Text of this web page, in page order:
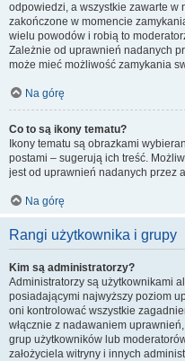
odpowiedzi, a wszystkie zawarte w
zakończone w momencie
wielu powodów i robią to
Zależnie od uprawnień nadanych
może mieć możliwość zamykania
Na górę
Co to są ikony tematu?
Ikony tematu są obrazkami
postami – sugerują ich treść.
jest od uprawnień nadanych przez
Na górę
Rangi użytkownika i grupy
Kim są administratorzy?
Administratorzy są użytkownikami
posiadającymi najwyższy poziom
oni kontrolować wszystkie
włącznie z nadawaniem
grup użytkowników lub
założyciela witryny i innych